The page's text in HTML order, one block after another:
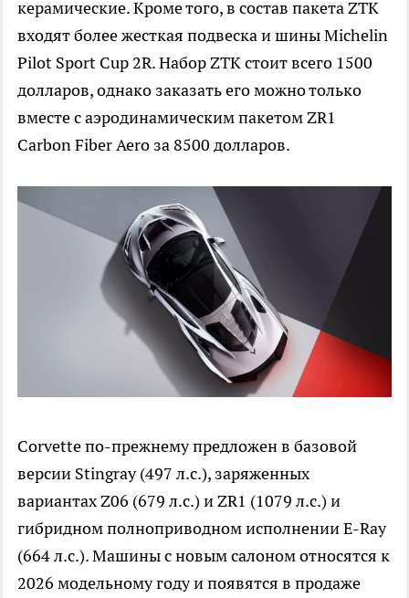
керамические. Кроме того, в состав пакета ZTK
входят более жесткая подвеска и шины Michelin
Pilot Sport Cup 2R. Набор ZTK стоит всего 1500
долларов, однако заказать его можно только
вместе с аэродинамическим пакетом ZR1
Carbon Fiber Aero за 8500 долларов.
Corvette по-прежнему предложен в базовой
версии Stingray (497 л.с.), заряженных
вариантах Z06 (679 л.с.) и ZR1 (1079 л.с.) и
гибридном полноприводном исполнении E-Ray
(664 л.с.). Машины с новым салоном относятся к
2026 модельному году и появятся в продаже